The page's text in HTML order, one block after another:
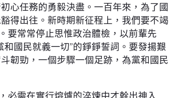
心任務的勇毅決盡。一百年來，為了國
得出往。新時期新征程上，我們要不竭
要常常停止思惟政治體檢，以前輩先
國民就義一切”的錚錚誓詞。要發揚艱
韌勁，一個步驟一個足跡，為黨和國民